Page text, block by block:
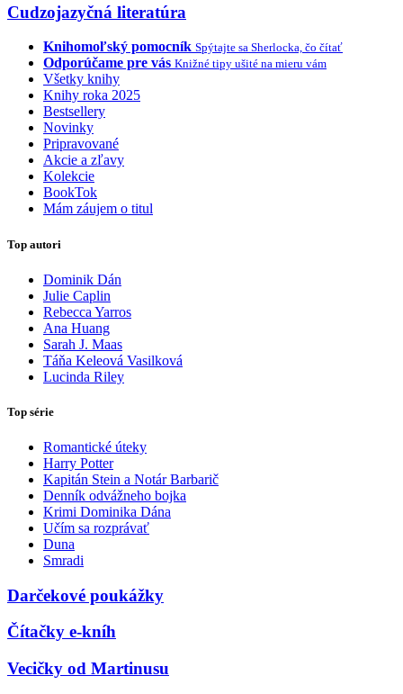
Cudzojazyčná literatúra
Knihomoľský pomocník Spýtajte sa Sherlocka, čo čítať
Odporúčame pre vás Knižné tipy ušité na mieru vám
Všetky knihy
Knihy roka 2025
Bestsellery
Novinky
Pripravované
Akcie a zľavy
Kolekcie
BookTok
Mám záujem o titul
Top autori
Dominik Dán
Julie Caplin
Rebecca Yarros
Ana Huang
Sarah J. Maas
Táňa Keleová Vasilková
Lucinda Riley
Top série
Romantické úteky
Harry Potter
Kapitán Stein a Notár Barbarič
Denník odvážneho bojka
Krimi Dominika Dána
Učím sa rozprávať
Duna
Smradi
Darčekové poukážky
Čítačky e-kníh
Vecičky od Martinusu